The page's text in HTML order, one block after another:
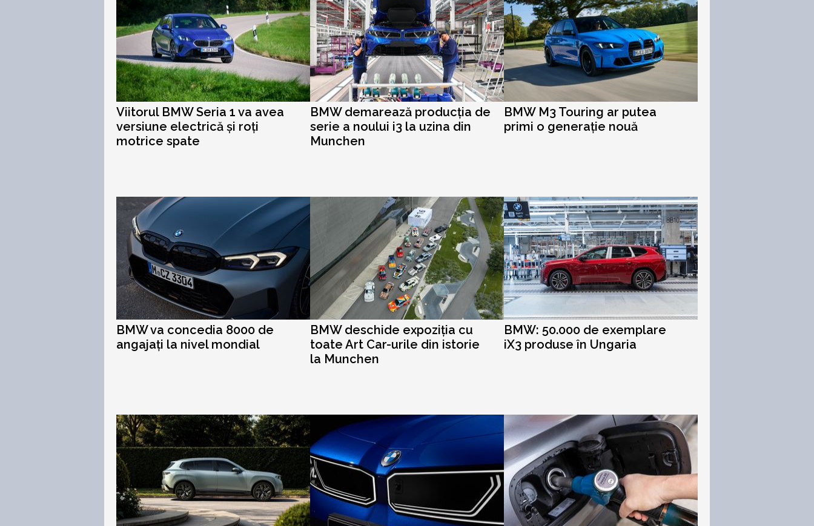
Viitorul BMW Seria 1 va avea
versiune electrică și roți
motrice spate
BMW demarează producția de
serie a noului i3 la uzina din
Munchen
BMW M3 Touring ar putea
primi o generație nouă
BMW va concedia 8000 de
angajați la nivel mondial
BMW deschide expoziția cu
toate Art Car-urile din istorie
la Munchen
BMW: 50.000 de exemplare
iX3 produse în Ungaria